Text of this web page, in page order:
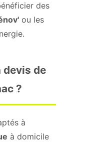
des
ou les
devis de
?
à
à domicile